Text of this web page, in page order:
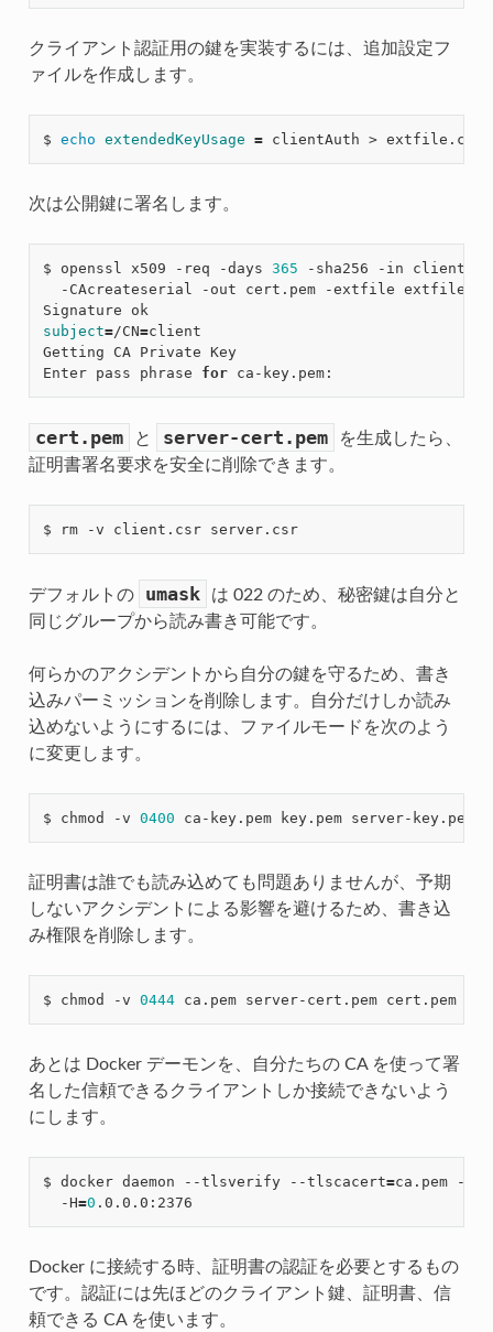
クライアント認証用の鍵を実装するには、追加設定フ
ァイルを作成します。
$ echo extendedKeyUsage =
次は公開鍵に署名します。
$ openssl x509 -req -days 365 -sha256 -in client.csr
-CAcreateserial -out cert.pem -extfile
subject=/CN=client
Getting CA Private Key
Enter pass phrase for
cert.pem と server-cert.pem
を生成したら、
証明書署名要求を安全に削除できます。
$ rm -v client.csr server.csr
デフォルトの umask
は 022 のため、秘密鍵は自分と
同じグループから読み書き可能です。
何らかのアクシデントから自分の鍵を守るため、書き
込みパーミッションを削除します。自分だけしか読み
込めないようにするには、ファイルモードを次のよう
に変更します。
$ chmod -v 0400
証明書は誰でも読み込めても問題ありませんが、予期
しないアクシデントによる影響を避けるため、書き込
み権限を削除します。
$ chmod -v 0444 ca.pem server-cert.pem cert.pem
あとは Docker デーモンを、自分たちの CA を使って署
名した信頼できるクライアントしか接続できないよう
にします。
$ docker daemon --tlsverify --tlscacert=ca.pem --
  -H
=0
Docker に接続する時、証明書の認証を必要とするもの
です。認証には先ほどのクライアント鍵、証明書、信
頼できる CA を使います。